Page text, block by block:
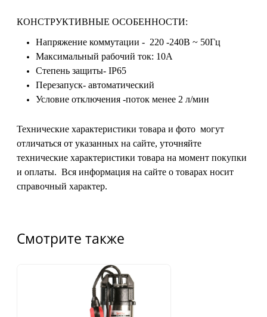
КОНСТРУКТИВНЫЕ ОСОБЕННОСТИ:
Напряжение коммутации - 220 -240В ~ 50Гц
Максимальный рабочий ток: 10А
Степень защиты- IP65
Перезапуск- автоматический
Условие отключения -поток менее 2 л/мин
Технические характеристики товара и фото могут
отличаться от указанных на сайте, уточняйте
технические характеристики товара на момент покупки
и оплаты. Вся информация на сайте о товарах носит
справочный характер.
Смотрите также